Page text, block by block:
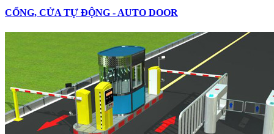
CỔNG, CỬA TỰ ĐỘNG - AUTO DOOR